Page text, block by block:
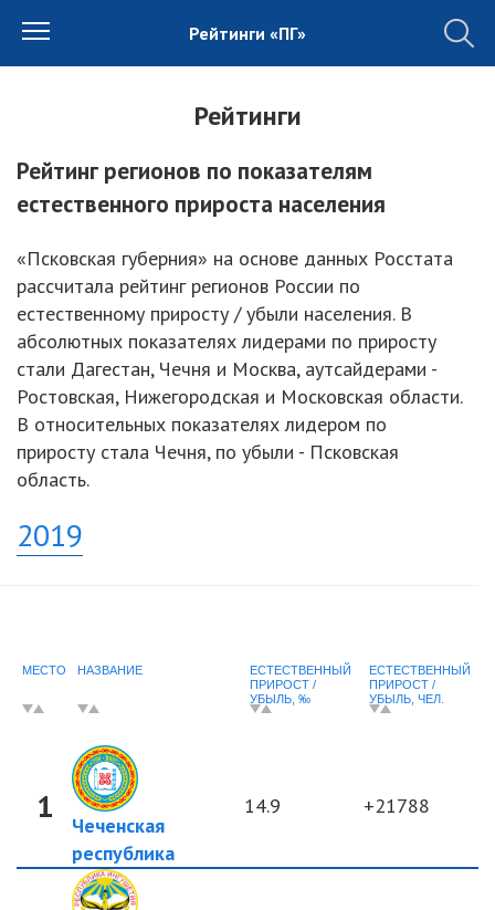
Рейтинги «ПГ»
Рейтинги
Рейтинг регионов по показателям
естественного прироста населения
«Псковская губерния» на основе данных Росстата
рассчитала рейтинг регионов России по
естественному приросту / убыли населения. В
абсолютных показателях лидерами по приросту
стали Дагестан, Чечня и Москва, аутсайдерами -
Ростовская, Нижегородская и Московская области.
В относительных показателях лидером по
приросту стала Чечня, по убыли - Псковская
область.
2019
МЕСТО НАЗВАНИЕ
ЕСТЕСТВЕННЫЙ
ПРИРОСТ /
УБЫЛЬ, ‰
ЕСТЕСТВЕННЫЙ
ПРИРОСТ /
УБЫЛЬ, ЧЕЛ.
1
Чеченская
республика
14.9 +21788